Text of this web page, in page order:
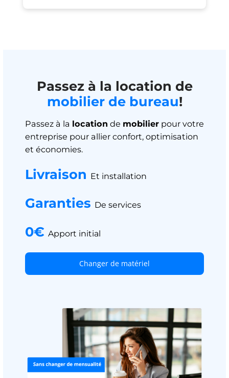
Passez à la location de
mobilier de bureau!
Passez à la location de mobilier pour votre
entreprise pour allier confort, optimisation
et économies.
Livraison Et installation
Garanties De services
0€ Apport initial
Changer de matériel